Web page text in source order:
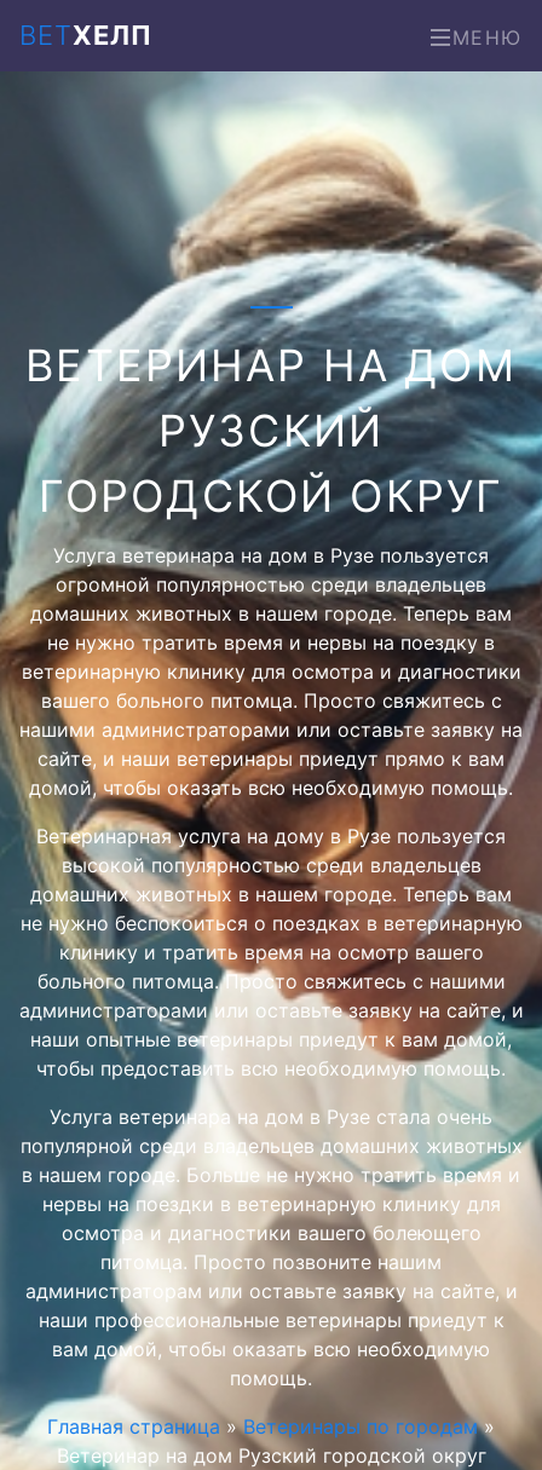
ВЕТХЕЛП МЕНЮ
ВЕТЕРИНАР НА ДОМ
РУЗСКИЙ
ГОРОДСКОЙ ОКРУГ
Услуга ветеринара на дом в Рузе пользуется
огромной популярностью среди владельцев
домашних животных в нашем городе. Теперь вам
не нужно тратить время и нервы на поездку в
ветеринарную клинику для осмотра и диагностики
вашего больного питомца. Просто свяжитесь с
нашими администраторами или оставьте заявку на
сайте, и наши ветеринары приедут прямо к вам
домой, чтобы оказать всю необходимую помощь.
Ветеринарная услуга на дому в Рузе пользуется
высокой популярностью среди владельцев
домашних животных в нашем городе. Теперь вам
не нужно беспокоиться о поездках в ветеринарную
клинику и тратить время на осмотр вашего
больного питомца. Просто свяжитесь с нашими
администраторами или оставьте заявку на сайте, и
наши опытные ветеринары приедут к вам домой,
чтобы предоставить всю необходимую помощь.
Услуга ветеринара на дом в Рузе стала очень
популярной среди владельцев домашних животных
в нашем городе. Больше не нужно тратить время и
нервы на поездки в ветеринарную клинику для
осмотра и диагностики вашего болеющего
питомца. Просто позвоните нашим
администраторам или оставьте заявку на сайте, и
наши профессиональные ветеринары приедут к
вам домой, чтобы оказать всю необходимую
помощь.
Главная страница »Ветеринары по городам»
Ветеринар на дом Рузский городской округ